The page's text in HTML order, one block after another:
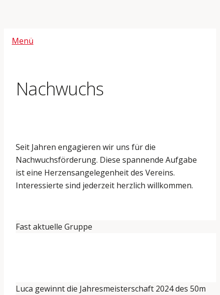
Menü
Nachwuchs
Seit Jahren engagieren wir uns für die
Nachwuchsförderung. Diese spannende Aufgabe
ist eine Herzensangelegenheit des Vereins.
Interessierte sind jederzeit herzlich willkommen.
Fast aktuelle Gruppe
Luca gewinnt die Jahresmeisterschaft 2024 des 50m